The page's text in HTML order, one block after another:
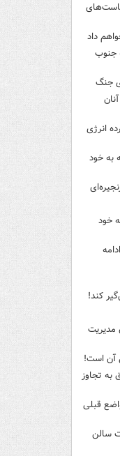
داد
جنوب
انرژی
به خود
خود
کند!
مدیریت
آن است!
به تجاوز
قبلی
سالن